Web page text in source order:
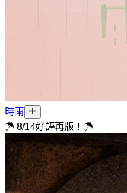
時雨
☂ 8/14好評再版！☂